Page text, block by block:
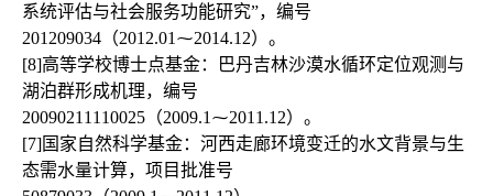
系统评估与社会服务功能研究”，编号
201209034（2012.01⁓2014.12）。
[8]高等学校博士点基金：巴丹吉林沙漠水循环定位观测与
湖泊群形成机理，编号
20090211110025（2009.1⁓2011.12）。
[7]国家自然科学基金：河西走廊环境变迁的水文背景与生
态需水量计算，项目批准号